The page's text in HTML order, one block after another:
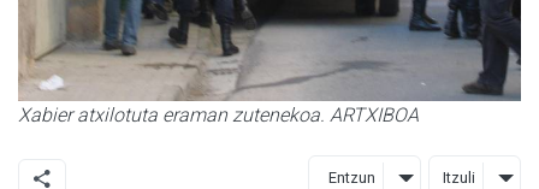
Xabier atxilotuta eraman zutenekoa. ARTXIBOA
Entzun Itzuli